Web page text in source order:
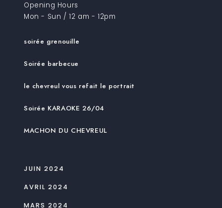
Opening Hours
Mon - Sun / 12 am - 12pm
soirée grenouille
Soirée barbecue
le chevreul vous refait le portrait
Soirée KARAOKE 26/04
MACHON DU CHEVREUL
JUIN 2024
AVRIL 2024
MARS 2024